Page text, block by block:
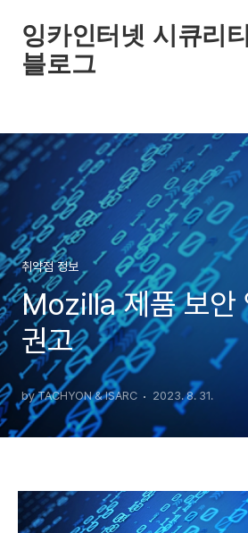
잉카인터넷 시큐리
블로그
취약점 정보
Mozilla 제품 보안
권고
by TACHYON & ISARC 2023. 8. 31.